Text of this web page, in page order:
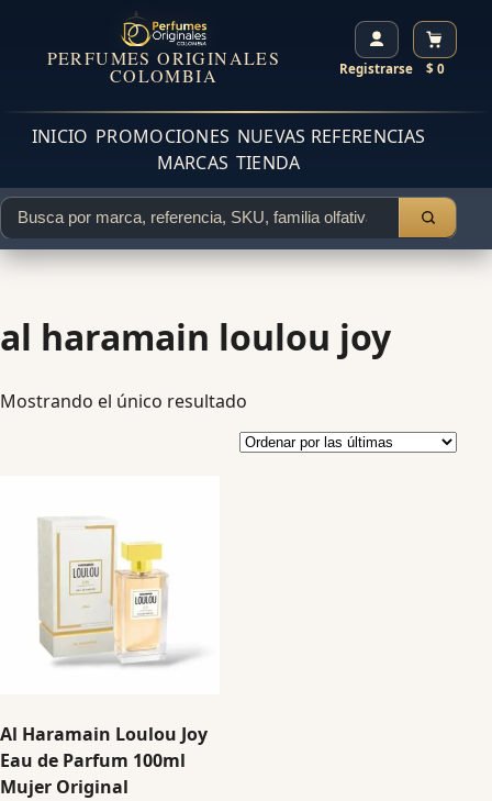
PERFUMES ORIGINALES
COLOMBIA Registrarse $ 0
INICIO PROMOCIONES NUEVAS REFERENCIAS
MARCAS TIENDA
al haramain loulou joy
Mostrando el único resultado
Al Haramain Loulou Joy
Eau de Parfum 100ml
Mujer Original